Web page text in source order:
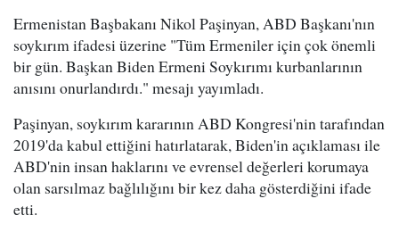
Ermenistan Başbakanı Nikol Paşinyan, ABD Başkanı'nın
soykırım ifadesi üzerine "Tüm Ermeniler için çok önemli
bir gün. Başkan Biden Ermeni Soykırımı kurbanlarının
anısını onurlandırdı." mesajı yayımladı.
Paşinyan, soykırım kararının ABD Kongresi'nin tarafından
2019'da kabul ettiğini hatırlatarak, Biden'in açıklaması ile
ABD'nin insan haklarını ve evrensel değerleri korumaya
olan sarsılmaz bağlılığını bir kez daha gösterdiğini ifade
etti.